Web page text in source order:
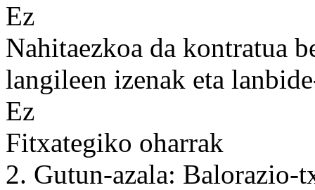
Ez
Nahitaezkoa da kontratua
langileen izenak eta
Ez
Fitxategiko oharrak
2. Gutun-azala: Balorazio-